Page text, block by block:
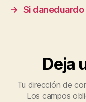
→ Si
Deja
Tu dirección de
Los campos